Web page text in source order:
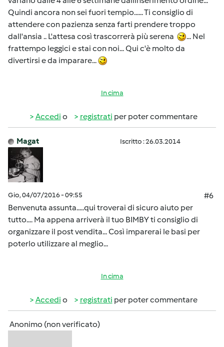
Quindi ancora non sei fuori tempio...... Ti consiglio di
attendere con pazienza senza farti prendere troppo
dall'ansia .. L'attesa così trascorrerà più serena
... Nel
frattempo leggici e stai con noi... Qui c'è molto da
divertirsi e da imparare...
In cima
Accedi o registrati per poter commentare
Magat Iscritto : 26.03.2014
Gio, 04/07/2016 - 09:55
#6
Benvenuta assunta.....qui troverai di sicuro aiuto per
tutto.... Ma appena arriverà il tuo BIMBY ti consiglio di
organizzare il post vendita... Così imparerai le basi per
poterlo utilizzare al meglio...
In cima
Accedi o registrati per poter commentare
Anonimo (non verificato)